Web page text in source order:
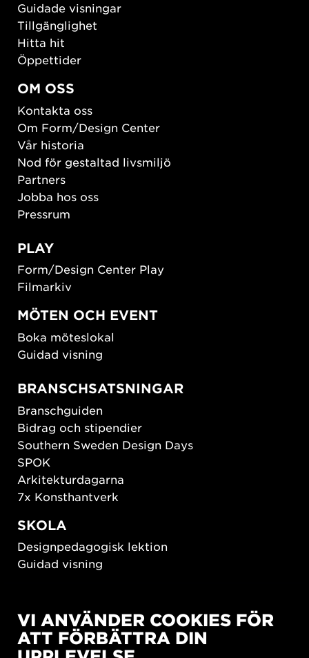
Guidade visningar
Tillgänglighet
Hitta hit
Öppettider
OM OSS
Kontakta oss
Om Form/Design Center
Vår historia
Nod för gestaltad livsmiljö
Partners
Jobba hos oss
Pressrum
PLAY
Form/Design Center Play
Filmarkiv
MÖTEN OCH EVENT
Boka möteslokal
Guidad visning
BRANSCHSATSNINGAR
Branschguiden
Bidrag och stipendier
Southern Sweden Design Days
SPOK
Arkitekturdagarna
7x Konsthantverk
SKOLA
Designpedagogisk lektion
Guidad visning
New European Bauhaus
SUSTAINORDIC
Share Future Living
VI ANVÄNDER COOKIES FÖR
ATT FÖRBÄTTRA DIN